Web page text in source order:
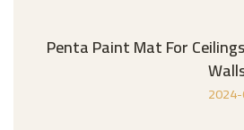
Penta Paint Mat For